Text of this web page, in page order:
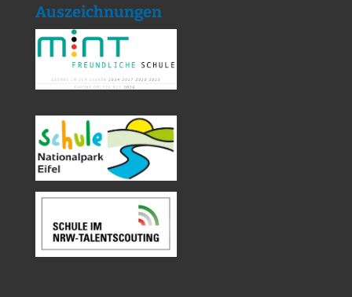
Auszeichnungen